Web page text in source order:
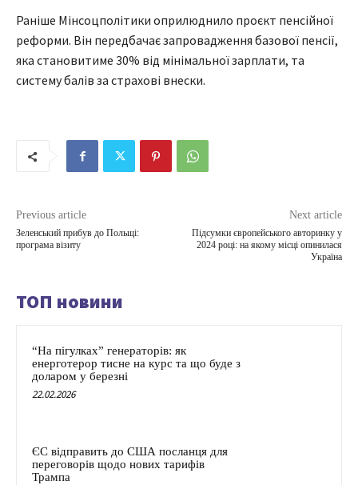
Раніше Мінсоцполітики оприлюднило проєкт пенсійної
реформи. Він передбачає запровадження базової пенсії,
яка становитиме 30% від мінімальної зарплати, та
систему балів за страхові внески.
Previous article
Зеленський прибув до Польщі:
програма візиту
Next article
Підсумки європейського авторинку у
2024 році: на якому місці опинилася
Україна
ТОП новини
“На пігулках” генераторів: як
енерготерор тисне на курс та що буде з
доларом у березні
22.02.2026
ЄС відправить до США посланця для
переговорів щодо нових тарифів
Трампа